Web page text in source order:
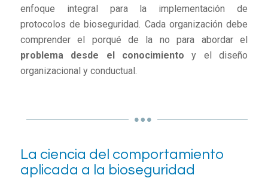
enfoque integral para la implementación de
protocolos de bioseguridad. Cada organización debe
comprender el porqué de la no para abordar el
problema desde el conocimiento y el diseño
organizacional y conductual.
La ciencia del comportamiento
aplicada a la bioseguridad